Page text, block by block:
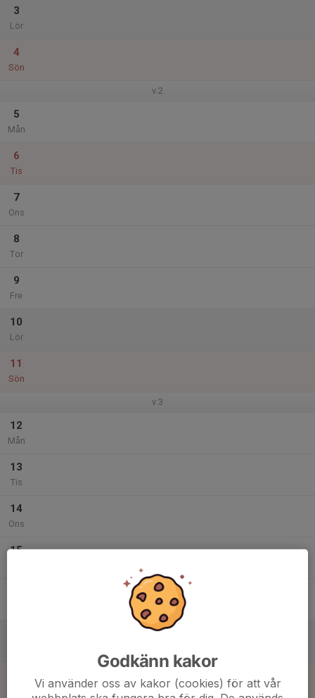
3
Lör
4
Sön
v.2
5
Mån
6
Tis
7
Ons
8
Tor
9
Fre
10
Lör
11
Sön
v.3
12
Mån
13
Tis
14
Ons
15
12:45
Zinkensdamms IP
Godkänn kakor
Vi använder oss av kakor (cookies) för att vår